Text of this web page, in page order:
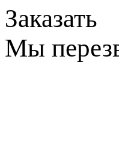
Заказать
Мы